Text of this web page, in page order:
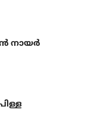
നായര്‍